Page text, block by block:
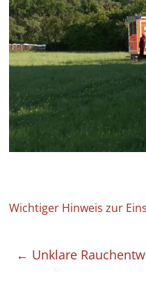
Wichtiger Hinweis zur
← Unklare